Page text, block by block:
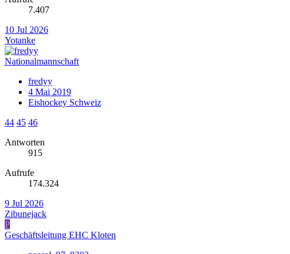
7.407
10 Jul 2026
Yotanke
Nationalmannschaft
fredyy
4 Mai 2019
Eishockey Schweiz
44 45 46
Antworten
915
Aufrufe
174.324
9 Jul 2026
Zibunejack
P
Geschäftsleitung EHC Kloten